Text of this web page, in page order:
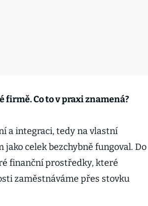
firmě. Co to v praxi znamená?
a integraci, tedy na vlastní
celek bezchybně fungoval. Do
finanční prostředky, které
zaměstnáváme přes stovku